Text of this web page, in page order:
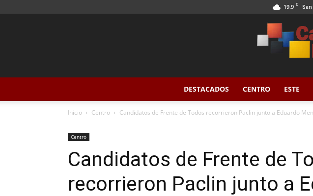
19.9 C
DESTACADOS CENTRO ESTE
Inicio Centro Candidatos de Frente de Todos recorrieron Paclin junto a Eduardo
Centro
Candidatos de Frente de
recorrieron Paclin junto a